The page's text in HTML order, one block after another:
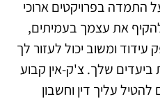
התמדה בפרויקטים ארוכי
את עצמך בעמיתים,
עידוד ומשוב יכול לעזור לך
ביעדים שלך. צ'ק-אין קבוע
עליך דין וחשבון